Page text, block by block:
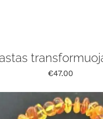
€47.00